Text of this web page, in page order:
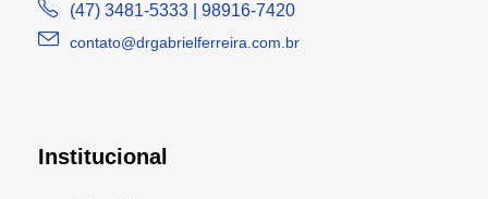
(47) 3481-5333 | 98916-7420
contato@drgabrielferreira.com.br
Institucional